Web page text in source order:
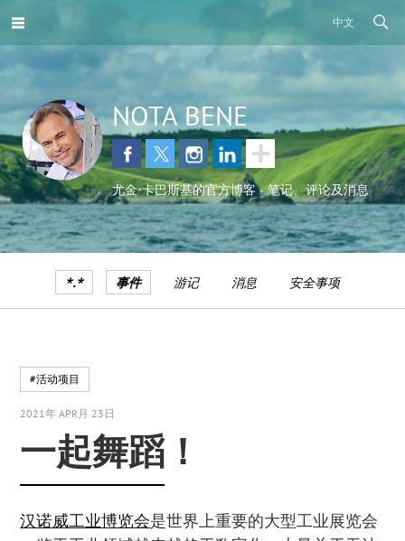
中文
NOTA BENE
尤金•卡巴斯基的官方博客 - 笔记、评论及消息
*.* 事件 游记 消息 安全事项
#活动项目
2021年 APR月 23日
一起舞蹈！
汉诺威工业博览会是世界上重要的大型工业展览会